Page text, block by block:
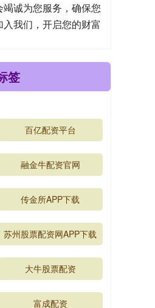
诚为您服务，确保您
我们，开启您的财富
签
百亿配资平台
融金牛配资官网
传金所APP下载
苏州股票配资网APP下载
大牛股票配资
富成配资